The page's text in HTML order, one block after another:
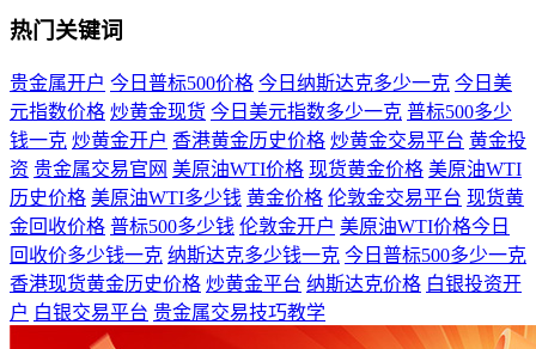
热门关键词
贵金属开户 今日普标500价格 今日纳斯达克多少一克 今日美
元指数价格 炒黄金现货 今日美元指数多少一克 普标500多少
钱一克 炒黄金开户 香港黄金历史价格 炒黄金交易平台 黄金投
资 贵金属交易官网 美原油WTI价格 现货黄金价格 美原油WTI
历史价格 美原油WTI多少钱 黄金价格 伦敦金交易平台 现货黄
金回收价格 普标500多少钱 伦敦金开户 美原油WTI价格今日
回收价多少钱一克 纳斯达克多少钱一克 今日普标500多少一克
香港现货黄金历史价格 炒黄金平台 纳斯达克价格 白银投资开
户 白银交易平台 贵金属交易技巧教学